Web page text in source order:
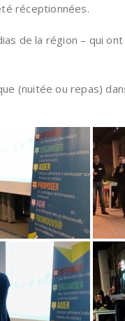
réceptionnées.
de la région – qui
(nuitée ou repas)